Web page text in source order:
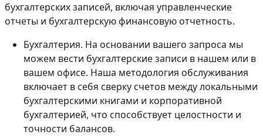
бухгалтерских записей, включая управленческие
отчеты и бухгалтерскую финансовую отчетность.
Бухгалтерия. На основании вашего запроса мы
можем вести бухгалтерские записи в нашем или в
вашем офисе. Наша методология обслуживания
включает в себя сверку счетов между локальными
бухгалтерскими книгами и корпоративной
бухгалтерией, что способствует целостности и
точности балансов.